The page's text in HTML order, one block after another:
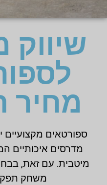
שיווק
מחיר
ספורטאים מקצועיים
מדרסים איכותיים
מיטבית. עם זאת,
משחק